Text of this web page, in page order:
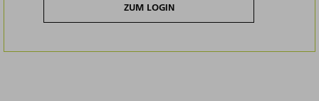
ZUM LOGIN